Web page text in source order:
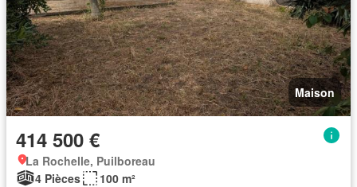
Maison
414 500 €
La Rochelle, Puilboreau
4 Pièces
100 m²